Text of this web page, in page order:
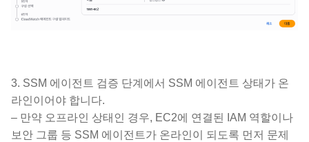
3. SSM 에이전트 검증 단계에서 SSM 에이전트 상태가 온
라인이어야 합니다.
– 만약 오프라인 상태인 경우, EC2에 연결된 IAM 역할이나
보안 그룹 등 SSM 에이전트가 온라인이 되도록 먼저 문제